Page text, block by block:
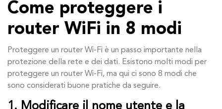
Come proteggere i
router WiFi in 8 modi
Proteggere un router Wi-Fi è un passo importante nella
protezione della rete e dei dati. Esistono molti modi per
proteggere un router Wi-Fi, ma qui ci sono 8 modi che
sono considerati buone pratiche da seguire.
1. Modificare il nome utente e la